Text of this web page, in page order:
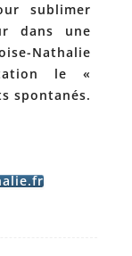
sublimer
dans une
Nathalie
le «
spontanés.